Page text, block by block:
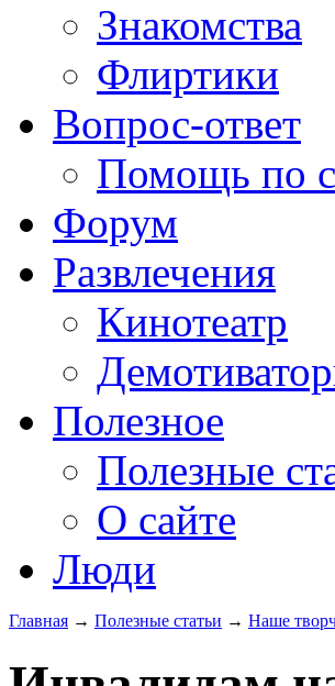
Знакомства
Флиртики
Вопрос-ответ
Помощь по
Форум
Развлечения
Кинотеатр
Полезное
Полезные
О сайте
Люди
Главная → Полезные статьи → Наше